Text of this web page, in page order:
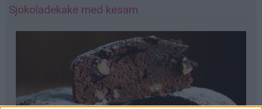
Sjokoladekake med kesam